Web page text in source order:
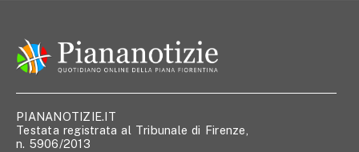
PIANANOTIZIE.IT
Testata registrata al Tribunale di Firenze,
n. 5906/2013